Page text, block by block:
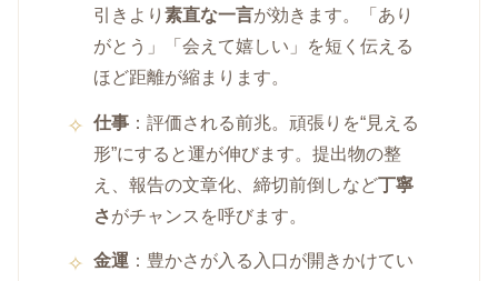
引きより素直な一言が効きます。「あり
がとう」「会えて嬉しい」を短く伝える
ほど距離が縮まります。
仕事 ：評価される前兆。頑張りを“見える
形”にすると運が伸びます。提出物の整
え、報告の文章化、締切前倒しなど丁寧
さがチャンスを呼びます。
金運 ：豊かさが入る入口が開きかけてい